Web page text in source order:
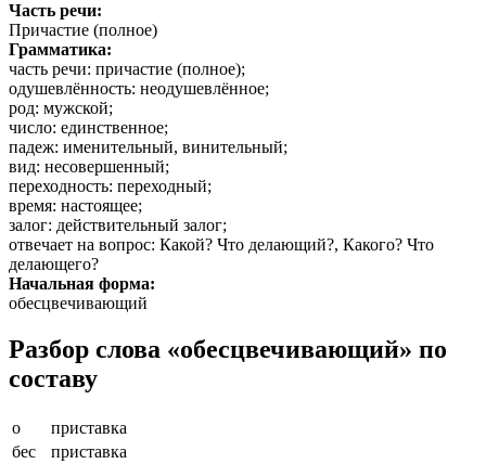
Часть речи:
Причастие (полное)
Грамматика:
часть речи: причастие (полное);
одушевлённость: неодушевлённое;
род: мужской;
число: единственное;
падеж: именительный, винительный;
вид: несовершенный;
переходность: переходный;
время: настоящее;
залог: действительный залог;
отвечает на вопрос: Какой? Что делающий?, Какого? Что
делающего?
Начальная форма:
обесцвечивающий
Разбор слова «обесцвечивающий» по
составу
о
приставка
бес
приставка